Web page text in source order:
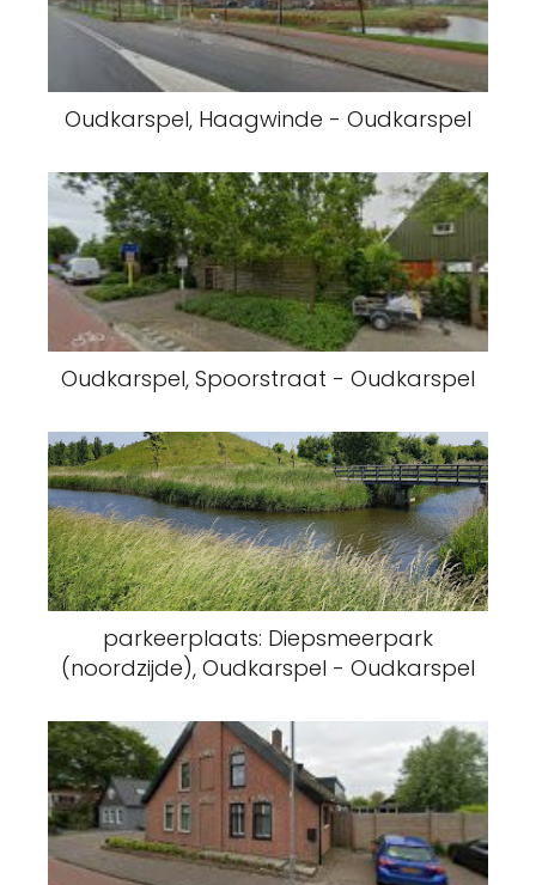
Oudkarspel, Haagwinde - Oudkarspel
Oudkarspel, Spoorstraat - Oudkarspel
parkeerplaats: Diepsmeerpark
(noordzijde), Oudkarspel - Oudkarspel